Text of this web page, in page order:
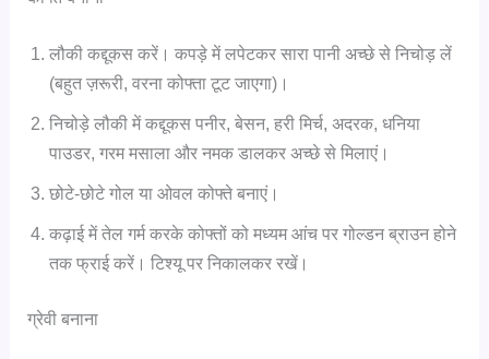
लौकी कद्दूकस करें। कपड़े में लपेटकर सारा पानी अच्छे से निचोड़ लें
(बहुत ज़रूरी, वरना कोफ्ता टूट जाएगा)।
निचोड़े लौकी में कद्दूकस पनीर, बेसन, हरी मिर्च, अदरक, धनिया
पाउडर, गरम मसाला और नमक डालकर अच्छे से मिलाएं।
छोटे-छोटे गोल या ओवल कोफ्ते बनाएं।
कढ़ाई में तेल गर्म करके कोफ्तों को मध्यम आंच पर गोल्डन ब्राउन होने
तक फ्राई करें। टिश्यू पर निकालकर रखें।
ग्रेवी बनाना